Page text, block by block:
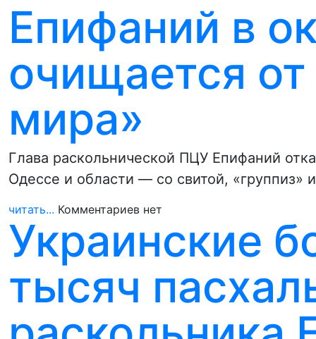
Епифаний в
очищается от
мира»
Глава раскольнической ПЦУ Епифаний
Одессе и области — со свитой, «группиз»
читать... Комментариев нет
Украинские
тысяч